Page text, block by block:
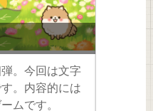
。今回は文字
。内容的には
ムです。